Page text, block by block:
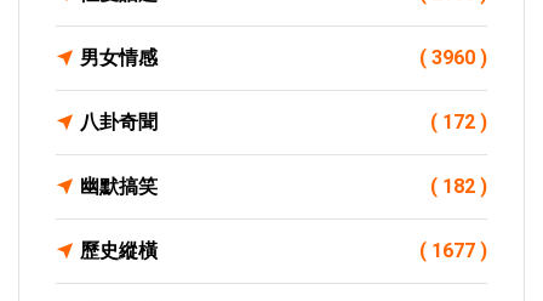
男女情感 ( 3960 )
八卦奇聞 ( 172 )
幽默搞笑 ( 182 )
歷史縱橫 ( 1677 )